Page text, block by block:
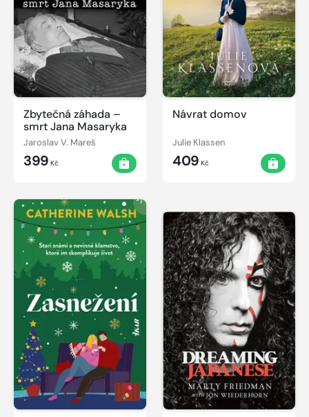
Zbytečná záhada –
smrt Jana Masaryka
Jaroslav V. Mareš
399 Kč
Návrat domov
Julie Klassen
409 Kč